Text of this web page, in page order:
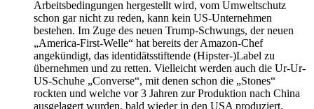
Arbeitsbedingungen hergestellt wird, vom Umweltschutz
schon gar nicht zu reden, kann kein US-Unternehmen
bestehen. Im Zuge des neuen Trump-Schwungs, der neuen
„America-First-Welle“ hat bereits der Amazon-Chef
angekündigt, das identidätsstiftende (Hipster-)Label zu
übernehmen und zu retten. Vielleicht werden auch die Ur-Ur-
US-Schuhe „Converse“, mit denen schon die „Stones“
rockten und welche vor 3 Jahren zur Produktion nach China
ausgelagert wurden, bald wieder in den USA produziert.